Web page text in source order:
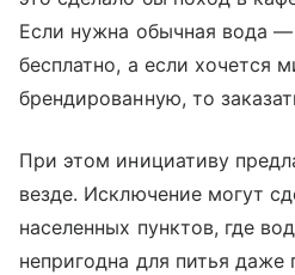
Если нужна обычная вода
бесплатно, а если хочется
брендированную, то
При этом инициативу
везде. Исключение могут
населенных пунктов, где
непригодна для питья даже